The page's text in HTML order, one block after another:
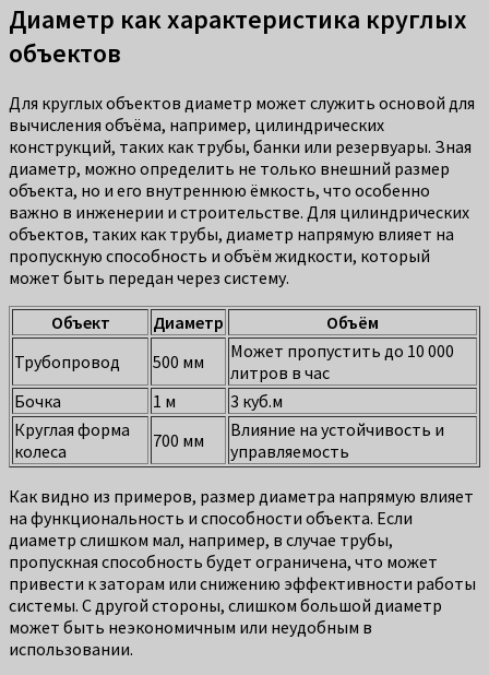
Диаметр как характеристика круглых
объектов
Для круглых объектов диаметр может служить основой для
вычисления объёма, например, цилиндрических
конструкций, таких как трубы, банки или резервуары. Зная
диаметр, можно определить не только внешний размер
объекта, но и его внутреннюю ёмкость, что особенно
важно в инженерии и строительстве. Для цилиндрических
объектов, таких как трубы, диаметр напрямую влияет на
пропускную способность и объём жидкости, который
может быть передан через систему.
Объект Диаметр
Объём
Трубопровод
500 мм
Может пропустить до 10 000
литров в час
Бочка
1 м
3 куб.м
Круглая форма
колеса
700 мм
Влияние на устойчивость и
управляемость
Как видно из примеров, размер диаметра напрямую влияет
на функциональность и способности объекта. Если
диаметр слишком мал, например, в случае трубы,
пропускная способность будет ограничена, что может
привести к заторам или снижению эффективности работы
системы. С другой стороны, слишком большой диаметр
может быть неэкономичным или неудобным в
использовании.